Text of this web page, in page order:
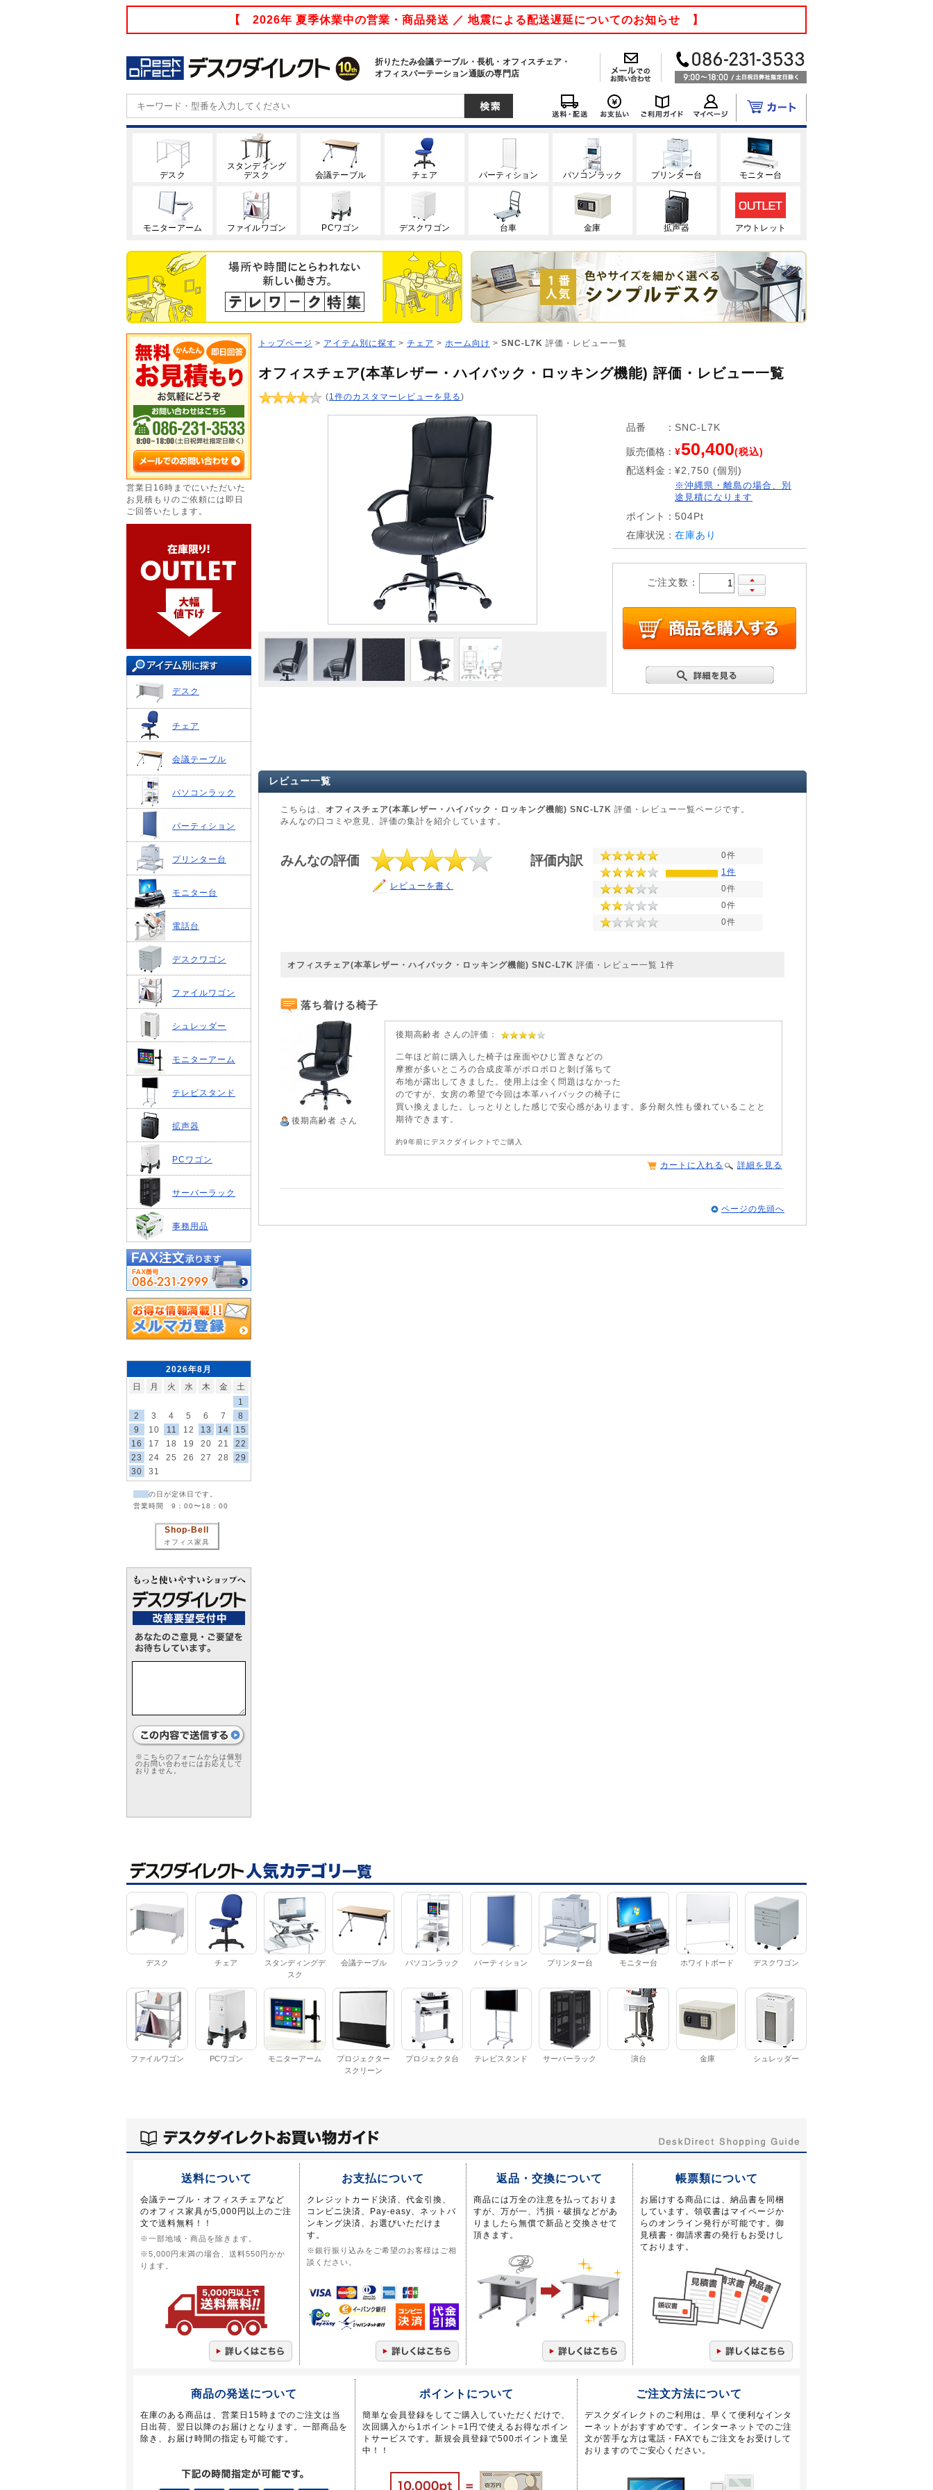
【 2026年 夏季休業中の営業・商品発送 ／ 地震による配送遅延についてのお知らせ 】
折りたたみ会議テーブル・長机・オフィスチェア・
オフィスパーテーション通販の専門店
デスク
スタンディング
デスク
会議テーブル チェア パーティション パソコンラック プリンター台 モニター台
モニターアーム ファイルワゴン PCワゴン デスクワゴン 台車 金庫 拡声器 アウトレット
営業日16時までにいただいた
お見積もりのご依頼には即日
ご回答いたします。
デスク
チェア
会議テーブル
パソコンラック
パーティション
プリンター台
モニター台
電話台
デスクワゴン
ファイルワゴン
シュレッダー
モニターアーム
テレビスタンド
拡声器
PCワゴン
サーバーラック
事務用品
2026年8月
日
月 火 水 木 金
土
1
2
3 4 5 6 7
8
9
10 11 12 13 14
15
16
17 18 19 20 21
22
23
24 25 26 27 28
29
30
31
の日が定休日です。
営業時間 9：00〜18：00
Shop-Bell
オフィス家具
※こちらのフォームからは個別
のお問い合わせにはお応えして
おりません。
トップページ > アイテム別に探す > チェア > ホーム向け > SNC-L7K 評価・レビュー一覧
オフィスチェア(本革レザー・ハイバック・ロッキング機能) 評価・レビュー一覧
(1件のカスタマーレビューを見る)
品番 ： SNC-L7K
販売価格 ： ¥50,400(税込)
配送料金 ： ¥2,750 (個別)
※沖縄県・離島の場合、別
途見積になります
ポイント ： 504Pt
在庫状況 ： 在庫あり
ご注文数：
レビュー一覧
こちらは、 オフィスチェア(本革レザー・ハイバック・ロッキング機能) SNC-L7K 評価・レビュー一覧ページです。
みんなの口コミや意見、評価の集計を紹介しています。
みんなの評価
レビューを書く
評価内訳
0件
1件
0件
0件
0件
オフィスチェア(本革レザー・ハイバック・ロッキング機能) SNC-L7K 評価・レビュー一覧 1 件
落ち着ける椅子
後期高齢者 さん
後期高齢者 さんの評価：
二年ほど前に購入した椅子は座面やひじ置きなどの
摩擦が多いところの合成皮革がポロポロと剝げ落ちて
布地が露出してきました。使用上は全く問題はなかった
のですが、女房の希望で今回は本革ハイバックの椅子に
買い換えました。しっとりとした感じで安心感があります。多分耐久性も優れていることと
期待できます。
約9年前にデスクダイレクトでご購入
詳細を見る
カートに入れる
ページの先頭へ
デスク チェア
スタンディングデ
スク
会議テーブル パソコンラック パーティション プリンター台 モニター台 ホワイトボード デスクワゴン
ファイルワゴン PCワゴン モニターアーム
プロジェクター
スクリーン
プロジェクタ台 テレビスタンド サーバーラック 演台 金庫 シュレッダー
送料について
会議テーブル・オフィスチェアなど
のオフィス家具が5,000円以上のご注
文で送料無料！！
※一部地域・商品を除きます。
※5,000円未満の場合、送料550円かか
ります。
お支払について
クレジットカード決済、代金引換、
コンビニ決済、Pay-easy、ネットバ
ンキング決済、お選びいただけま
す。
※銀行振り込みをご希望のお客様はご相
談ください。
返品・交換について
商品には万全の注意を払っておりま
すが、万が一、汚損・破損などがあ
りましたら無償で新品と交換させて
頂きます。
帳票類について
お届けする商品には、納品書を同梱
しています。領収書はマイページか
らのオンライン発行が可能です。御
見積書・御請求書の発行もお受けし
ております。
商品の発送について
在庫のある商品は、営業日15時までのご注文は当
日出荷、翌日以降のお届けとなります。一部商品を
除き、お届け時間の指定も可能です。
ポイントについて
簡単な会員登録をしてご購入していただくだけで、
次回購入から1ポイント=1円で使えるお得なポイン
トサービスです。新規会員登録で500ポイント進呈
中！！
ご注文方法について
デスクダイレクトのご利用は、早くて便利なインタ
ーネットがおすすめです。インターネットでのご注
文が苦手な方は電話・FAXでもご注文をお受けして
おりますのでご安心ください。